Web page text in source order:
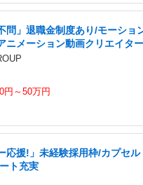
問」退職金制度あり/モーショ
ニメーション動画クリエイター
円～50万円
応援!」未経験採用枠/カプセ
ト充実